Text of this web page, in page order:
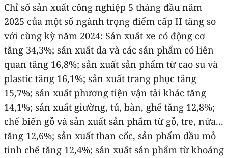
Chỉ số sản xuất công nghiệp 5 tháng đầu năm
2025 của một số ngành trọng điểm cấp II tăng so
với cùng kỳ năm 2024: Sản xuất xe có động cơ
tăng 34,3%; sản xuất da và các sản phẩm có liên
quan tăng 16,8%; sản xuất sản phẩm từ cao su và
plastic tăng 16,1%; sản xuất trang phục tăng
15,7%; sản xuất phương tiện vận tải khác tăng
14,1%; sản xuất giường, tủ, bàn, ghế tăng 12,8%;
chế biến gỗ và sản xuất sản phẩm từ gỗ, tre, nứa...
tăng 12,6%; sản xuất than cốc, sản phẩm dầu mỏ
tinh chế tăng 12,4%; sản xuất sản phẩm từ khoáng